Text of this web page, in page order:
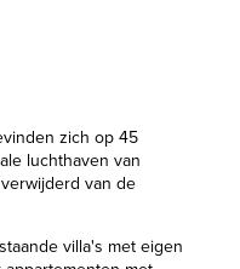
zich op 45
luchthaven van
van de
villa's met eigen